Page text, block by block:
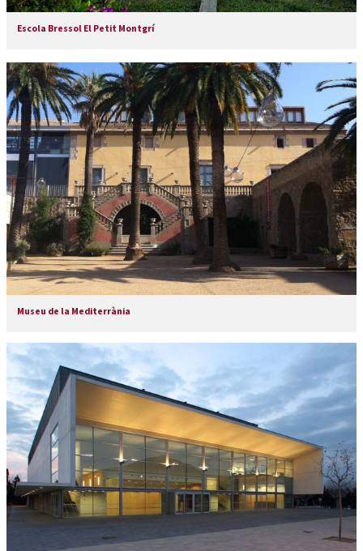
Escola Bressol El Petit Montgrí
Museu de la Mediterrània